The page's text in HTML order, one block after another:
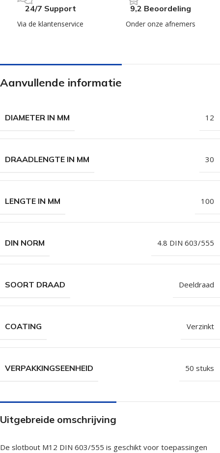
24/7 Support
Via de klantenservice
9,2 Beoordeling
Onder onze afnemers
Aanvullende informatie
DIAMETER IN MM 12
DRAADLENGTE IN MM 30
LENGTE IN MM 100
DIN NORM 4.8 DIN 603/555
SOORT DRAAD Deeldraad
COATING Verzinkt
VERPAKKINGSEENHEID 50 stuks
Uitgebreide omschrijving
De slotbout M12 DIN 603/555 is geschikt voor toepassingen